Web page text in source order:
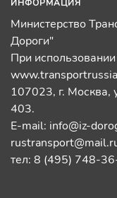
ИНФОРМАЦИЯ
Министерство
Дороги"
При
107023, г. Москва,
403.
E-mail: info@iz-
тел: 8 (495) 748-